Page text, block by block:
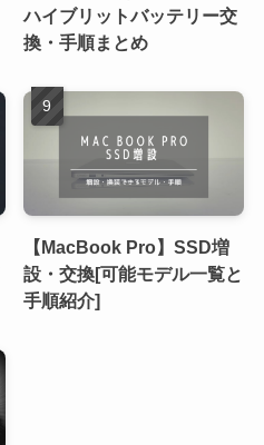
ハイブリットバッテリー交
換・手順まとめ
【MacBook Pro】SSD増
設・交換[可能モデル一覧と
手順紹介]